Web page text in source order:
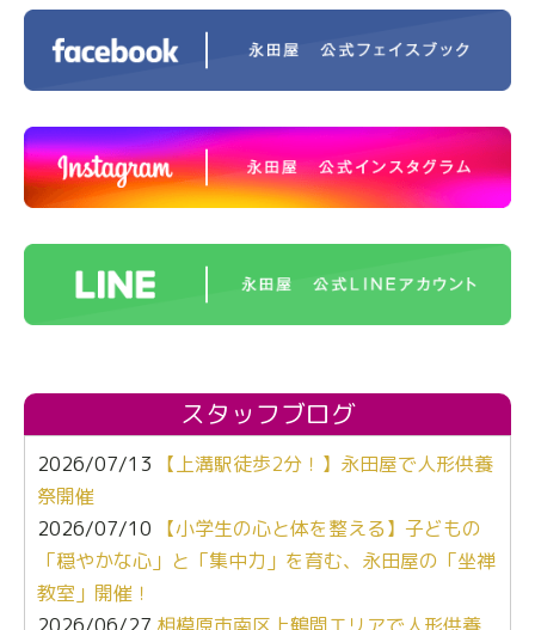
スタッフブログ
2026/07/13
【上溝駅徒歩2分！】永田屋で人形供養
祭開催
2026/07/10
【小学生の心と体を整える】子どもの
「穏やかな心」と「集中力」を育む、永田屋の「坐禅
教室」開催！